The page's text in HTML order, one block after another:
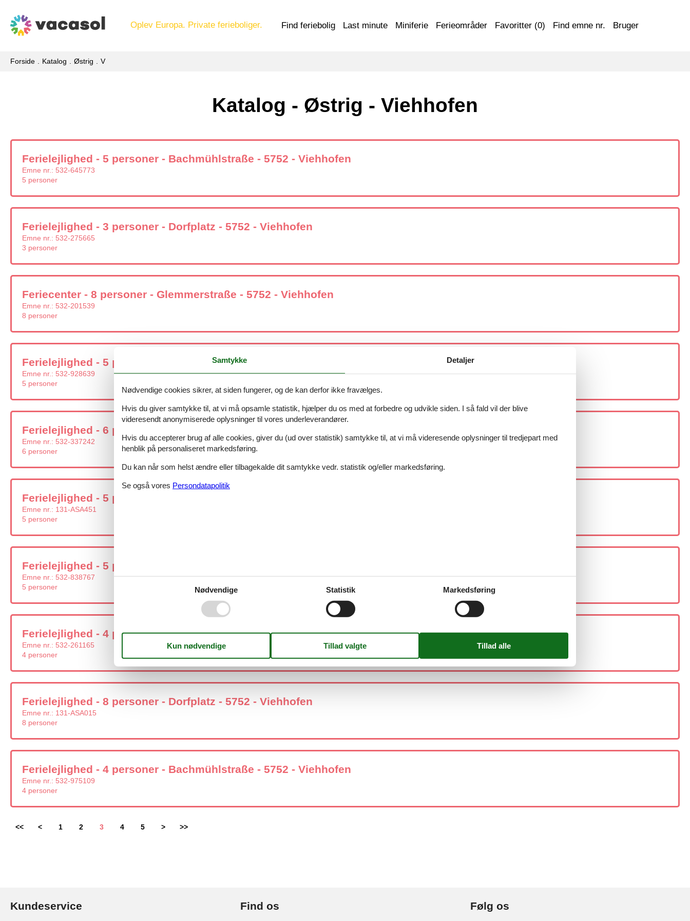
Oplev Europa. Private ferieboliger. Find feriebolig Last minute Miniferie Ferieområder Favoritter (0) Find emne nr. Bruger
Forside Katalog Østrig V
Katalog - Østrig - Viehhofen
Ferielejlighed - 5 personer - Bachmühlstraße - 5752 - Viehhofen
Emne nr.: 532-645773
5 personer
Ferielejlighed - 3 personer - Dorfplatz - 5752 - Viehhofen
Emne nr.: 532-275665
3 personer
Feriecenter - 8 personer - Glemmerstraße - 5752 - Viehhofen
Emne nr.: 532-201539
8 personer
Ferielejlighed - 5 personer - Bachmühlstr. - 5752 - Viehhofen
Emne nr.: 532-928639
5 personer
Ferielejlighed - 6 personer - Glemmerstraße - 5752 - Viehhofen
Emne nr.: 532-337242
6 personer
Ferielejlighed - 5 personer - Dorfplatz - 5752 - Viehhofen
Emne nr.: 131-ASA451
5 personer
Ferielejlighed - 5 personer - Streitbergweg - 5752 - Viehhofen
Emne nr.: 532-838767
5 personer
Ferielejlighed - 4 personer - Streitbergweg - 5752 - Viehhofen
Emne nr.: 532-261165
4 personer
Ferielejlighed - 8 personer - Dorfplatz - 5752 - Viehhofen
Emne nr.: 131-ASA015
8 personer
Ferielejlighed - 4 personer - Bachmühlstraße - 5752 - Viehhofen
Emne nr.: 532-975109
4 personer
<< < 1 2 3 4 5 > >>
Kundeservice Find os Følg os
Samtykke Detaljer
Nødvendige cookies sikrer, at siden fungerer, og de kan derfor ikke fravælges.
Hvis du giver samtykke til, at vi må opsamle statistik, hjælper du os med at forbedre og udvikle siden. I så fald vil der blive
videresendt anonymiserede oplysninger til vores underleverandører.
Hvis du accepterer brug af alle cookies, giver du (ud over statistik) samtykke til, at vi må videresende oplysninger til tredjepart med
henblik på personaliseret markedsføring.
Du kan når som helst ændre eller tilbagekalde dit samtykke vedr. statistik og/eller markedsføring.
Se også vores Persondatapolitik
Nødvendige Statistik Markedsføring